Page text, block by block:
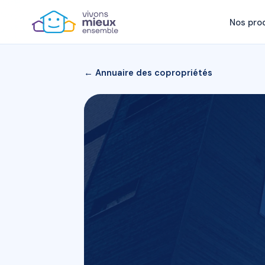
Nos
← Annuaire des copropriétés